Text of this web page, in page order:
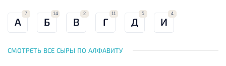
А
7
Б
14
В
2
Г
11
Д
5
И
4
СМОТРЕТЬ ВСЕ СЫРЫ ПО АЛФАВИТУ